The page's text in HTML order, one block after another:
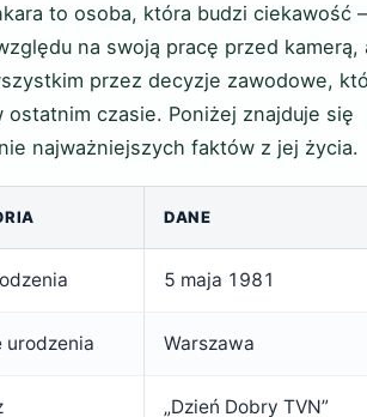
to osoba, która budzi ciekawość
na swoją pracę przed kamerą,
przez decyzje zawodowe,
ostatnim czasie. Poniżej znajduje się
najważniejszych faktów z jej życia.
DANE
5 maja 1981
urodzenia Warszawa
„Dzień Dobry TVN”